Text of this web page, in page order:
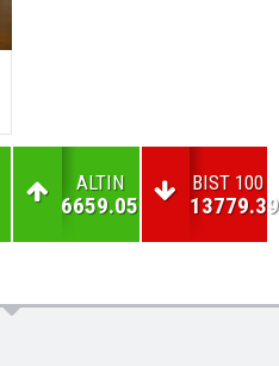
ALTIN
6659.05
BIST 100
13779.39